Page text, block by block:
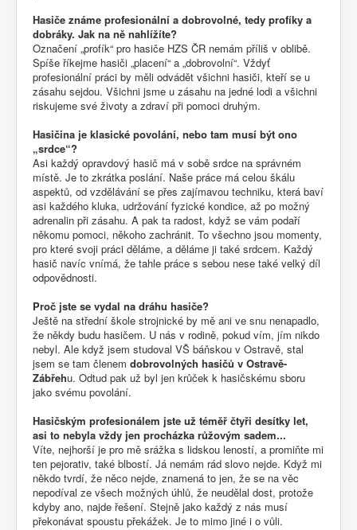
Hasiče známe profesionální a dobrovolné, tedy profíky a
dobráky. Jak na ně nahlížíte?
Označení „profík“ pro hasiče HZS ČR nemám příliš v oblibě.
Spíše říkejme hasiči „placení“ a „dobrovolní“. Vždyť
profesionální práci by měli odvádět všichni hasiči, kteří se u
zásahu sejdou. Všichni jsme u zásahu na jedné lodi a všichni
riskujeme své životy a zdraví při pomoci druhým.
Hasičina je klasické povolání, nebo tam musí být ono
„srdce“?
Asi každý opravdový hasič má v sobě srdce na správném
místě. Je to zkrátka poslání. Naše práce má celou škálu
aspektů, od vzdělávání se přes zajímavou techniku, která baví
asi každého kluka, udržování fyzické kondice, až po možný
adrenalin při zásahu. A pak ta radost, když se vám podaří
někomu pomoci, někoho zachránit. To všechno jsou momenty,
pro které svoji práci děláme, a děláme ji také srdcem. Každý
hasič navíc vnímá, že tahle práce s sebou nese také velký díl
odpovědnosti.
Proč jste se vydal na dráhu hasiče?
Ještě na střední škole strojnické by mě ani ve snu nenapadlo,
že někdy budu hasičem. U nás v rodině, pokud vím, jím nikdo
nebyl. Ale když jsem studoval VŠ báňskou v Ostravě, stal
jsem se tam členem dobrovolných hasičů v Ostravě-
Zábřehu. Odtud pak už byl jen krůček k hasičskému sboru
jako svému povolání.
Hasičským profesionálem jste už téměř čtyři desítky let,
asi to nebyla vždy jen procházka růžovým sadem...
Víte, nejhorší je pro mě srážka s lidskou leností, a promiňte mi
ten pejorativ, také blbostí. Já nemám rád slovo nejde. Když mi
někdo tvrdí, že něco nejde, znamená to jen, že se na věc
nepodíval ze všech možných úhlů, že neudělal dost, protože
kdyby ano, najde řešení. Stejně jako každý z nás musí
překonávat spoustu překážek. Je to mimo jiné i o vůli.